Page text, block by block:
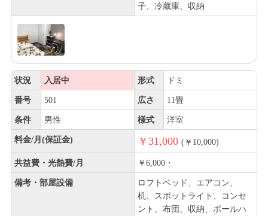
子、冷蔵庫、収納
状況 入居中 形式 ドミ
番号 501 広さ 11畳
条件 男性 様式 洋室
料金/月(保証金) ￥31,000 (￥10,000)
共益費・光熱費/月 ￥6,000・
備考・部屋設備
ロフトベッド、エアコン、
机、スポットライト、コンセ
ント、布団、収納、ポールハ